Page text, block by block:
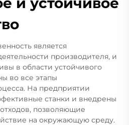
является
производителя, и
в области устойчивого
во все этапы
На предприятии
станки и внедрены
позволяющие
на окружающую среду.